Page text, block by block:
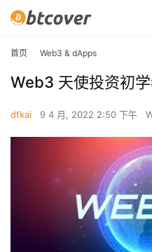
首页 Web3 & dApps
Web3 天使投资初
dfkai 9 4 月, 2022 2:50 下午